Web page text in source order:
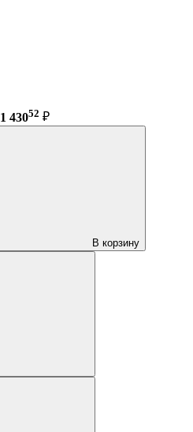
1 43052 ₽
В корзину